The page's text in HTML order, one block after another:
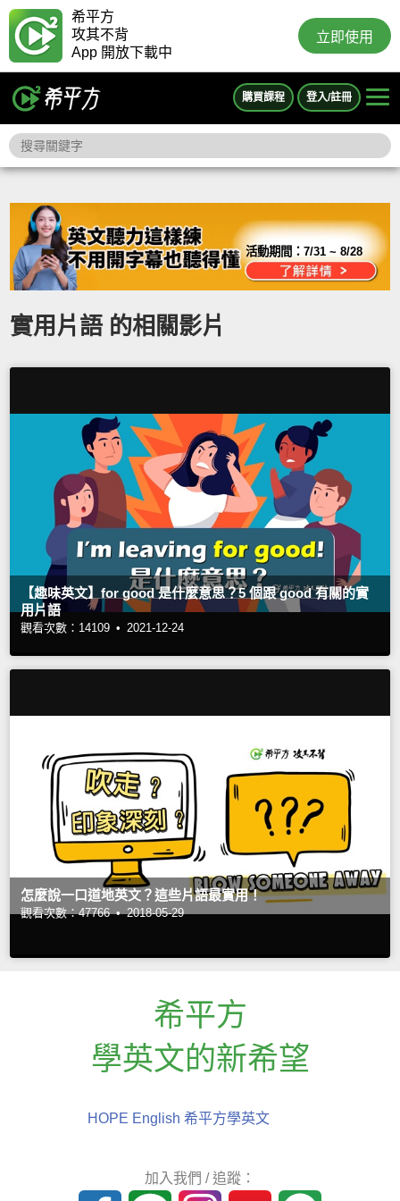
希平方
攻其不背
App 開放下載中
立即使用
購買課程 登入/註冊
活動期間：7/31 ~ 8/28
實用片語 的相關影片
【趣味英文】for good 是什麼意思？5 個跟 good 有關的實
用片語
觀看次數：14109 • 2021-12-24
怎麼說一口道地英文？這些片語最實用！
觀看次數：47766 • 2018-05-29
希平方
學英文的新希望
HOPE English 希平方學英文
加入我們 / 追蹤：